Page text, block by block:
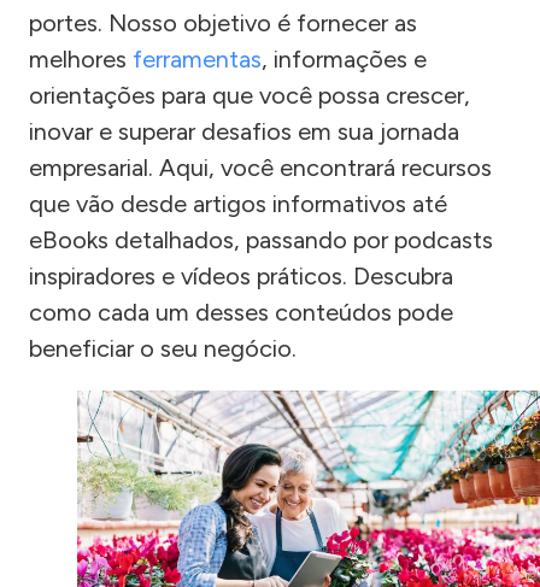
portes. Nosso objetivo é fornecer as
melhores ferramentas, informações e
orientações para que você possa crescer,
inovar e superar desafios em sua jornada
empresarial. Aqui, você encontrará recursos
que vão desde artigos informativos até
eBooks detalhados, passando por podcasts
inspiradores e vídeos práticos. Descubra
como cada um desses conteúdos pode
beneficiar o seu negócio.